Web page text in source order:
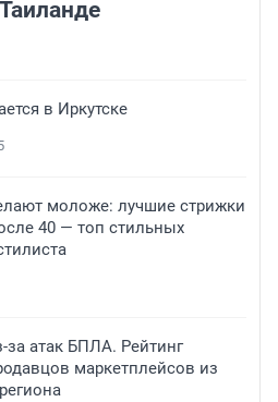
в Иркутске
моложе: лучшие стрижки
40 — топ стильных
за атак БПЛА. Рейтинг
маркетплейсов из